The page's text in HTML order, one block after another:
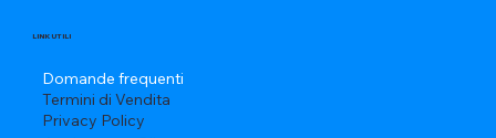
LINK UTILI
Domande frequenti
Termini di Vendita
Privacy Policy